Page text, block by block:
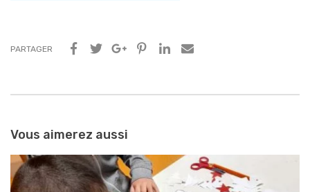
PARTAGER
Navigation
entre
les
articles
Vous aimerez aussi